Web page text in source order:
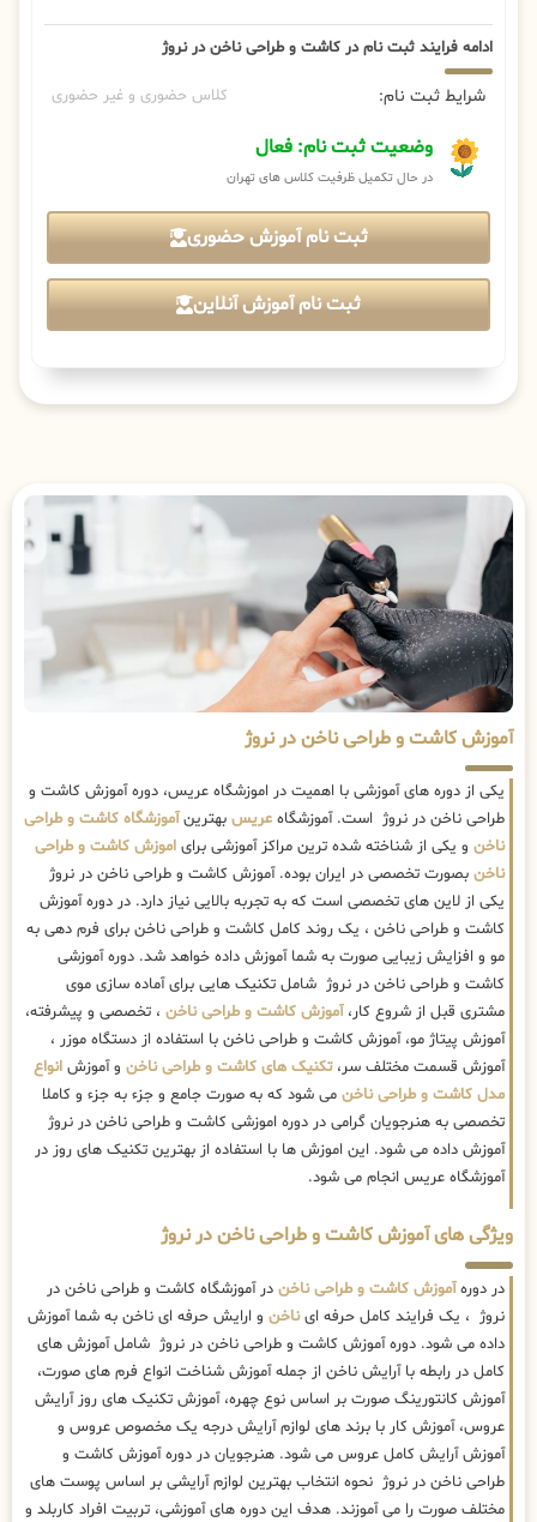
ادامه فرایند ثبت نام در کاشت و طراحی ناخن در نروژ
شرایط ثبت نام: کلاس حضوری و غیر حضوری
وضعیت ثبت نام: فعال
در حال تکمیل ظرفیت کلاس های تهران
ثبت نام آموزش حضوری
ثبت نام آموزش آنلاین
آموزش کاشت و طراحی ناخن در نروژ
یکی از دوره های آموزشی با اهمیت در اموزشگاه عریس، دوره آموزش کاشت و
طراحی ناخن در نروژ است. آموزشگاه عریس بهترینآموزشگاه کاشت و طراحی
ناخن و یکی از شناخته شده ترین مراکز آموزشی برای اموزش کاشت و طراحی
ناخن بصورت تخصصی در ایران بوده. آموزش کاشت و طراحی ناخن در نروژ
یکی از لاین های تخصصی است که به تجربه بالایی نیاز دارد. در دوره آموزش
کاشت و طراحی ناخن ، یک روند کامل کاشت و طراحی ناخن برای فرم دهی به
مو و افزایش زیبایی صورت به شما آموزش داده خواهد شد. دوره آموزشی
کاشت و طراحی ناخن در نروژ شامل تکنیک هایی برای آماده سازی موی
مشتری قبل از شروع کار،آموزش کاشت و طراحی ناخن ، تخصصی و پیشرفته،
آموزش پیتاژ مو، آموزش کاشت و طراحی ناخن با استفاده از دستگاه موزر ،
آموزش قسمت مختلف سر،تکنیک های کاشت و طراحی ناخن و آموزش انواع
مدل کاشت و طراحی ناخن می شود که به صورت جامع و جزء به جزء و کاملا
تخصصی به هنرجویان گرامی در دوره اموزشی کاشت و طراحی ناخن در نروژ
آموزش داده می شود. این اموزش ها با استفاده از بهترین تکنیک های روز در
آموزشگاه عریس انجام می شود.
ویژگی های آموزش کاشت و طراحی ناخن در نروژ
در دورهآموزش کاشت و طراحی ناخن در آموزشگاه کاشت و طراحی ناخن در
نروژ ، یک فرایند کامل حرفه ایناخن و ارایش حرفه ای ناخن به شما آموزش
داده می شود. دوره آموزش کاشت و طراحی ناخن در نروژ شامل آموزش های
کامل در رابطه با آرایش ناخن از جمله آموزش شناخت انواع فرم های صورت،
آموزش کانتورینگ صورت بر اساس نوع چهره، آموزش تکنیک های روز آرایش
عروس، آموزش کار با برند های لوازم آرایش درجه یک مخصوص عروس و
آموزش آرایش کامل عروس می شود. هنرجویان در دوره آموزش کاشت و
طراحی ناخن در نروژ نحوه انتخاب بهترین لوازم آرایشی بر اساس پوست های
مختلف صورت را می آموزند. هدف این دوره های آموزشی، تربیت افراد کاربلد و